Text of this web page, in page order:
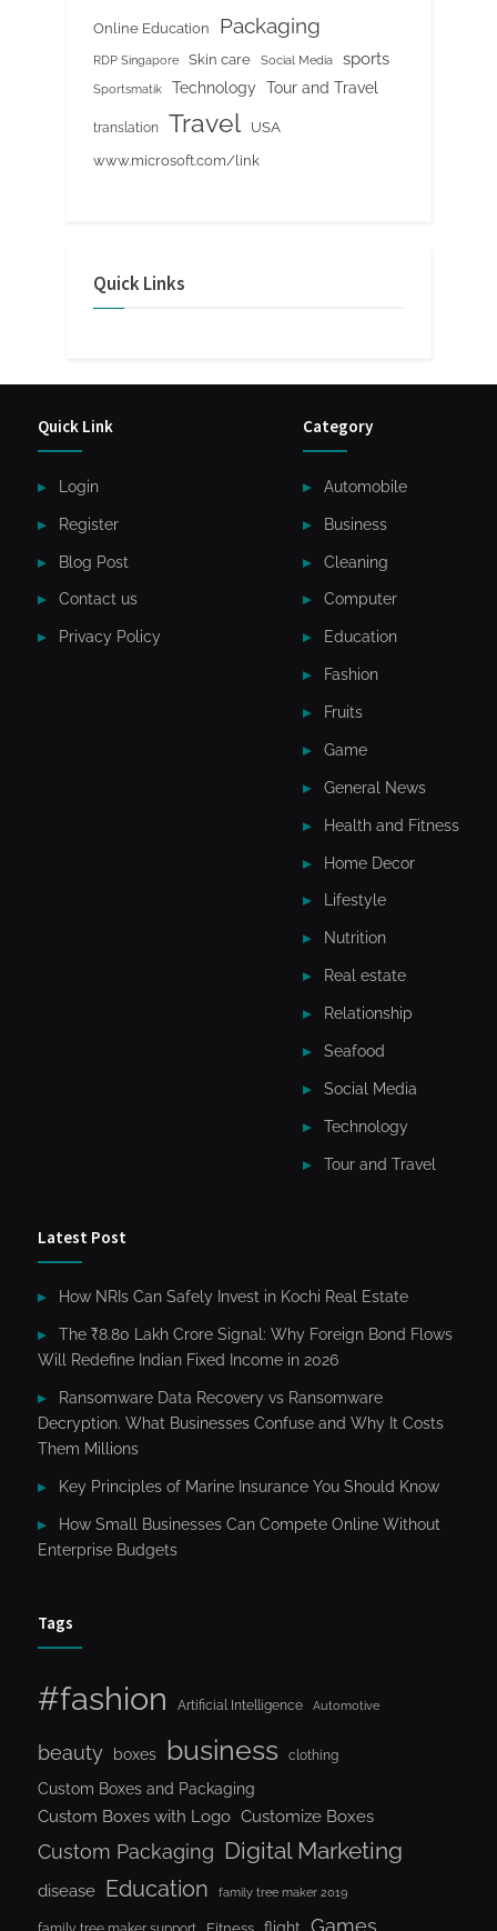
Online Education Packaging
RDP Singapore Skin care Social Media sports
Sportsmatik Technology Tour and Travel
translation Travel
USA
www.microsoft.com/link
Quick Links
Quick Link
Login
Register
Blog Post
Contact us
Privacy Policy
Category
Automobile
Business
Cleaning
Computer
Education
Fashion
Fruits
Game
General News
Health and Fitness
Home Decor
Lifestyle
Nutrition
Real estate
Relationship
Seafood
Social Media
Technology
Tour and Travel
Latest Post
How NRIs Can Safely Invest in Kochi Real Estate
The ₹8.80 Lakh Crore Signal: Why Foreign Bond Flows
Will Redefine Indian Fixed Income in 2026
Ransomware Data Recovery vs Ransomware
Decryption. What Businesses Confuse and Why It Costs
Them Millions
Key Principles of Marine Insurance You Should Know
How Small Businesses Can Compete Online Without
Enterprise Budgets
Tags
#fashion Artificial Intelligence Automotive
beauty boxes business clothing
Custom Boxes and Packaging
Custom Boxes with Logo Customize Boxes
Custom Packaging Digital Marketing
disease Education family tree maker 2019
Games